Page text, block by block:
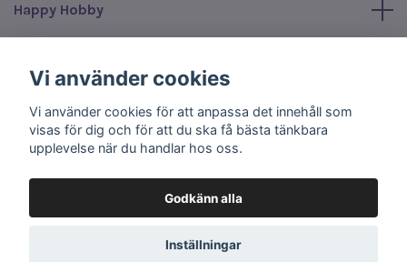
Happy Hobby
Sociala medier
© 2026 Happy Hobby
Vi använder cookies
Vi använder cookies för att anpassa det innehåll som
visas för dig och för att du ska få bästa tänkbara
upplevelse när du handlar hos oss.
Godkänn alla
Inställningar